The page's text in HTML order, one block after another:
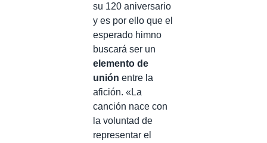
su 120 aniversario
y es por ello que el
esperado himno
buscará ser un
elemento de
unión entre la
afición. «La
canción nace con
la voluntad de
representar el